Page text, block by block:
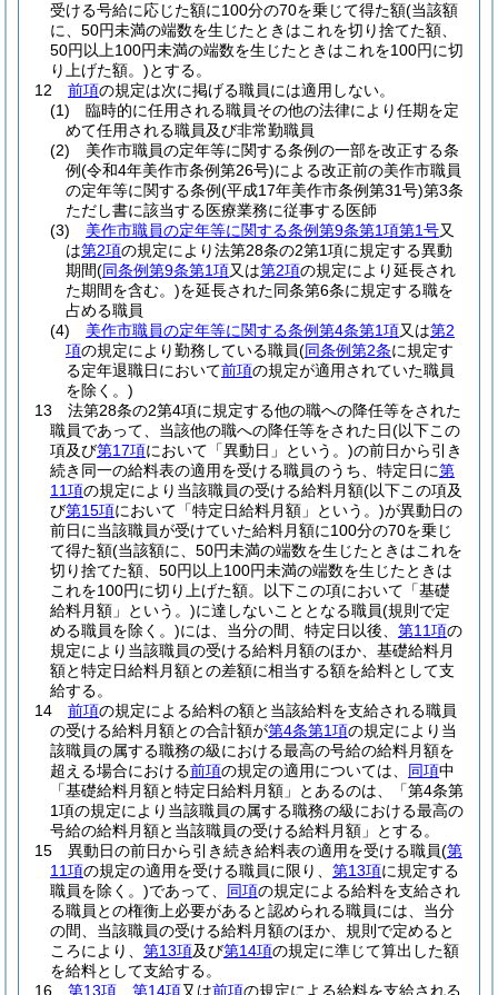
受ける号給に応じた額に100分の70を乗じて得た額(当該額
に、50円未満の端数を生じたときはこれを切り捨てた額、
50円以上100円未満の端数を生じたときはこれを100円に切
り上げた額。)とする。
12
前項の規定は次に掲げる職員には適用しない。
(1)
臨時的に任用される職員その他の法律により任期を定
めて任用される職員及び非常勤職員
(2)
美作市職員の定年等に関する条例の一部を改正する条
例(令和4年美作市条例第26号)による改正前の美作市職員
の定年等に関する条例(平成17年美作市条例第31号)第3条
ただし書に該当する医療業務に従事する医師
(3)
美作市職員の定年等に関する条例第9条第1項第1号又
は第2項の規定により法第28条の2第1項に規定する異動
期間(同条例第9条第1項又は第2項の規定により延長され
た期間を含む。)を延長された同条第6条に規定する職を
占める職員
(4)
美作市職員の定年等に関する条例第4条第1項又は第2
項の規定により勤務している職員(同条例第2条に規定す
る定年退職日において前項の規定が適用されていた職員
を除く。)
13
法第28条の2第4項に規定する他の職への降任等をされた
職員であって、当該他の職への降任等をされた日(以下この
項及び第17項において「異動日」という。)の前日から引き
続き同一の給料表の適用を受ける職員のうち、特定日に第
11項の規定により当該職員の受ける給料月額(以下この項及
び第15項において「特定日給料月額」という。)が異動日の
前日に当該職員が受けていた給料月額に100分の70を乗じ
て得た額(当該額に、50円未満の端数を生じたときはこれを
切り捨てた額、50円以上100円未満の端数を生じたときは
これを100円に切り上げた額。以下この項において「基礎
給料月額」という。)に達しないこととなる職員(規則で定
める職員を除く。)には、当分の間、特定日以後、 第11項の
規定により当該職員の受ける給料月額のほか、基礎給料月
額と特定日給料月額との差額に相当する額を給料として支
給する。
14
前項の規定による給料の額と当該給料を支給される職員
の受ける給料月額との合計額が第4条第1項の規定により当
該職員の属する職務の級における最高の号給の給料月額を
超える場合における前項の規定の適用については、 同項中
「基礎給料月額と特定日給料月額」とあるのは、「第4条第
1項の規定により当該職員の属する職務の級における最高の
号給の給料月額と当該職員の受ける給料月額」とする。
15
異動日の前日から引き続き給料表の適用を受ける職員(第
11項の規定の適用を受ける職員に限り、 第13項に規定する
職員を除く。)であって、 同項の規定による給料を支給され
る職員との権衡上必要があると認められる職員には、当分
の間、当該職員の受ける給料月額のほか、規則で定めると
ころにより、 第13項及び第14項の規定に準じて算出した額
を給料として支給する。
16
第13項 第14項又は前項の規定による給料を支給される